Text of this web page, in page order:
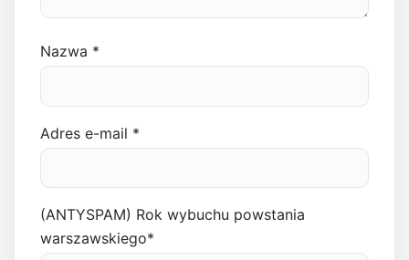
Nazwa *
Adres e-mail *
(ANTYSPAM) Rok wybuchu powstania
warszawskiego*